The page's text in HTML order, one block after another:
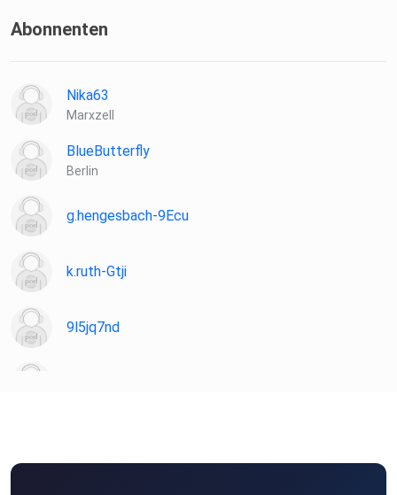
information.
Abonnenten
Nika63
Marxzell
BlueButterfly
Berlin
g.hengesbach-9Ecu
k.ruth-Gtji
9l5jq7nd